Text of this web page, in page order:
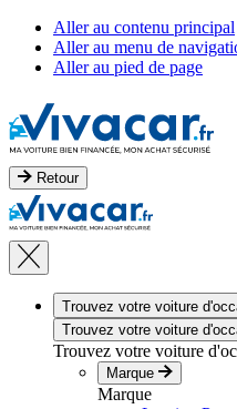
Aller au contenu principal
Aller au menu de
Aller au pied de page
Retour
Trouvez votre voiture
Trouvez votre voiture
Trouvez votre voiture
Marque
Marque